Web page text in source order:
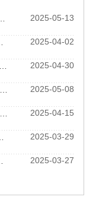
2025-05-13
2025-04-02
2025-04-30
2025-05-08
2025-04-15
2025-03-29
2025-03-27